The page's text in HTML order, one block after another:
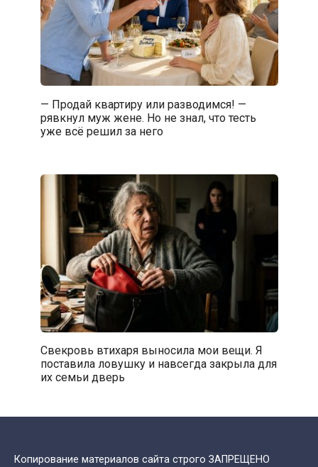
— Продай квартиру или разводимся! —
рявкнул муж жене. Но не знал, что тесть
уже всё решил за него
Свекровь втихаря выносила мои вещи. Я
поставила ловушку и навсегда закрыла для
их семьи дверь
Копирование материалов сайта строго ЗАПРЕЩЕНО